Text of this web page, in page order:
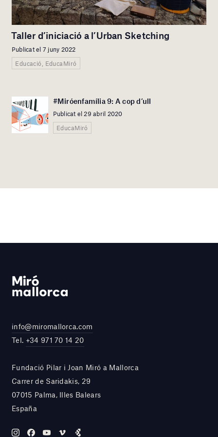
Taller d’iniciació a l’Urban Sketching
Publicat el 7 juny 2022
Educació, EducaMiró
#Miróenfamília 9: A cop d’ull
Publicat el 29 abril 2020
EducaMiró
info@miromallorca.com
Tel. +34 971 70 14 20
Fundació Pilar i Joan Miró a Mallorca
Carrer de Saridakis, 29
07015 Palma, Illes Balears
España